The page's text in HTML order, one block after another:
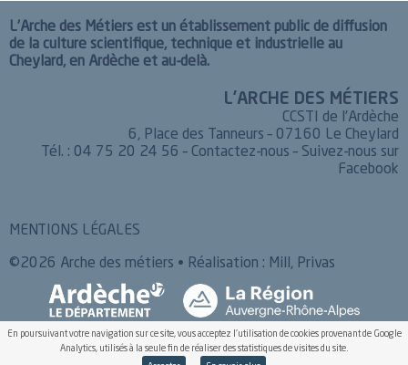
En poursuivant votre navigation sur ce site, vous acceptez l'utilisation de cookies provenant de Google
Analytics, utilisés à la seule fin de réaliser des statistiques de visites du site.
L’Arche des Métiers est un établissement public de diffusion
de la culture scientifique, technique et industrielle au
Cheylard, en Ardèche et au-delà.
L’ARCHE DES MÉTIERS
CCSTI de l’Ardèche
6, Place des Tanneurs – 07160 Le Cheylard
Tél. : 04 75 20 24 56 – Contactez-nous – Suivez-nous sur
Facebook
MENTIONS LÉGALES
©2026 Arche des métiers • Réalisation : Mill, Privas